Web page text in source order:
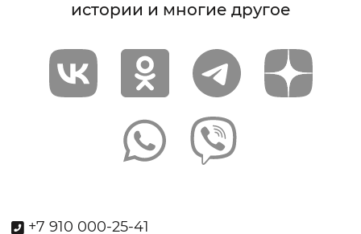
истории и многие другое
+7 910 000-25-41